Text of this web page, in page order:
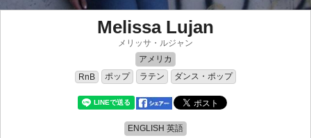
Melissa Lujan
メリッサ・ルジャン
アメリカ
RnB
ポップ ラテン ダンス・ポップ
ENGLISH 英語